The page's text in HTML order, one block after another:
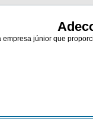
empresa júnior que